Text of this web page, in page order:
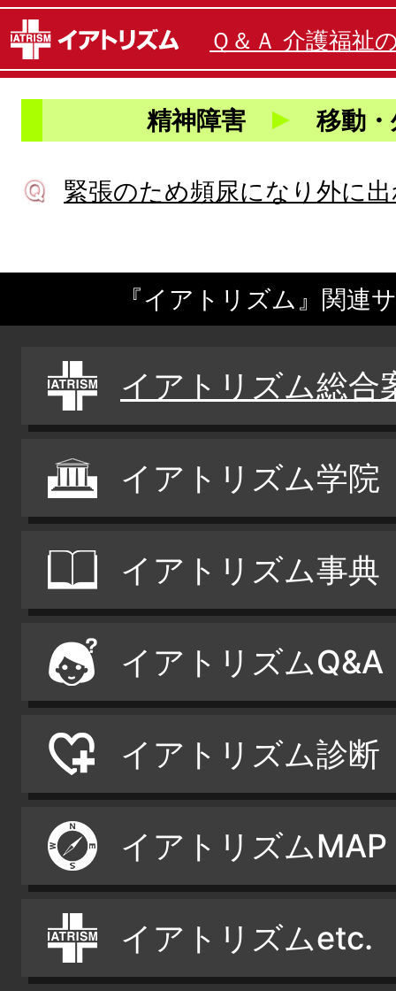
Ｑ＆Ａ 介護福祉
精神障害 移動
緊張のため頻尿になり外に
『イアトリズム』関連
イアトリズム総合
イアトリズム学院
イアトリズム事典
イアトリズムQ&A
イアトリズム診断
イアトリズムMAP
イアトリズムetc.